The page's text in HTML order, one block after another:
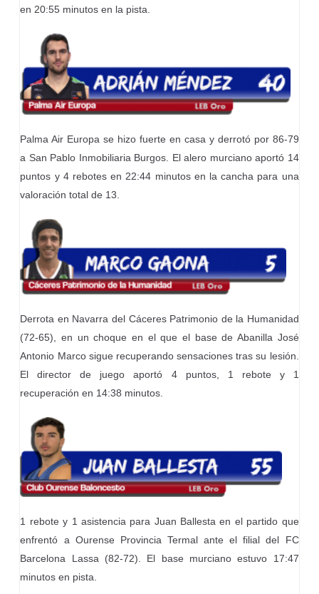
en 20:55 minutos en la pista.
Palma Air Europa se hizo fuerte en casa y derrotó por 86-79
a San Pablo Inmobiliaria Burgos. El alero murciano aportó 14
puntos y 4 rebotes en 22:44 minutos en la cancha para una
valoración total de 13.
Derrota en Navarra del Cáceres Patrimonio de la Humanidad
(72-65), en un choque en el que el base de Abanilla José
Antonio Marco sigue recuperando sensaciones tras su lesión.
El director de juego aportó 4 puntos, 1 rebote y 1
recuperación en 14:38 minutos.
1 rebote y 1 asistencia para Juan Ballesta en el partido que
enfrentó a Ourense Provincia Termal ante el filial del FC
Barcelona Lassa (82-72). El base murciano estuvo 17:47
minutos en pista.